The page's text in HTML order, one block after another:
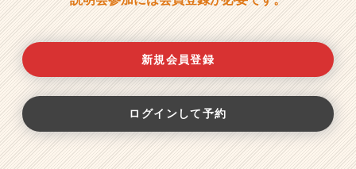
新規会員登録
ログインして予約